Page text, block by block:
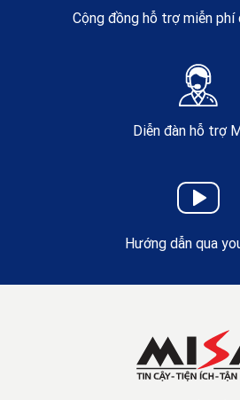
Cộng đồng hỗ trợ miễn phí
Diễn đàn hỗ trợ
Hướng dẫn qua